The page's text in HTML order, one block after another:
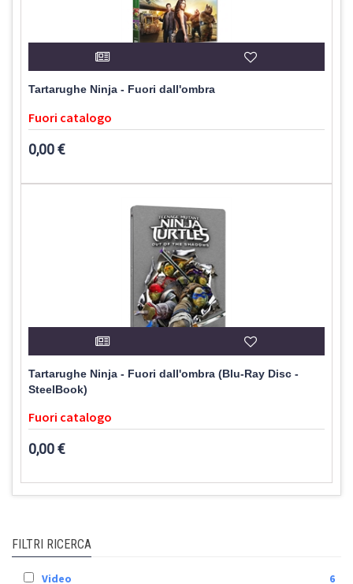
Tartarughe Ninja - Fuori dall'ombra
Fuori catalogo
0,00 €
Tartarughe Ninja - Fuori dall'ombra (Blu-Ray Disc -
SteelBook)
Fuori catalogo
0,00 €
FILTRI RICERCA
Video 6